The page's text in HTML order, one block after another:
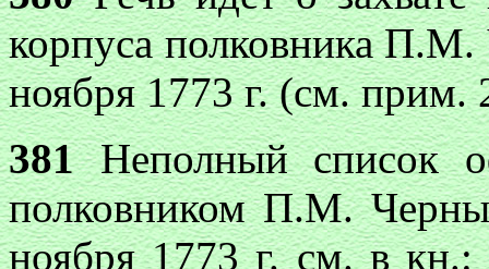
корпуса полковника
ноября 1773 г. (см.
381Неполный список
полковником П.М.
ноября 1773 г. см. в